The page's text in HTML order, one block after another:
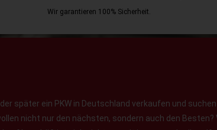
Wir garantieren 100% Sicherheit.
später ein PKW in Deutschland verkaufen und
nicht nur den nächsten, sondern auch den